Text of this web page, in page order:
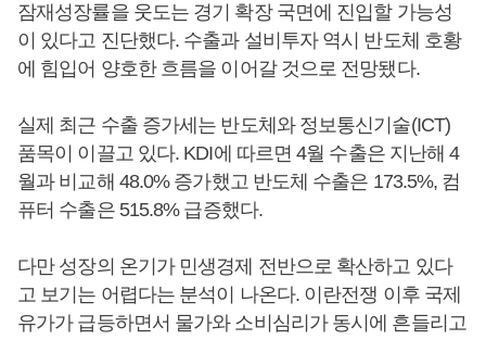
잠재성장률을 웃도는 경기 확장 국면에 진입할 가능성
이 있다고 진단했다. 수출과 설비투자 역시 반도체 호황
에 힘입어 양호한 흐름을 이어갈 것으로 전망됐다.
실제 최근 수출 증가세는 반도체와 정보통신기술(ICT)
품목이 이끌고 있다. KDI에 따르면 4월 수출은 지난해 4
월과 비교해 48.0% 증가했고 반도체 수출은 173.5%, 컴
퓨터 수출은 515.8% 급증했다.
다만 성장의 온기가 민생경제 전반으로 확산하고 있다
고 보기는 어렵다는 분석이 나온다. 이란전쟁 이후 국제
유가가 급등하면서 물가와 소비심리가 동시에 흔들리고